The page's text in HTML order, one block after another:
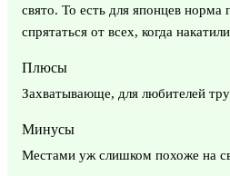
свято. То есть для японцев норма
спрятаться от всех, когда
Плюсы
Захватывающе, для любителей
Минусы
Местами уж слишком похоже на